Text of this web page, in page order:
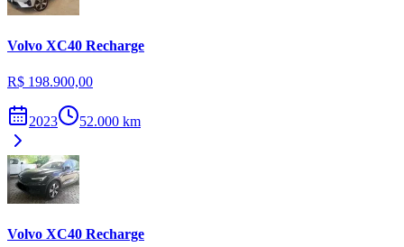
Volvo XC40 Recharge
R$ 198.900,00
2023 52.000 km
Volvo XC40 Recharge